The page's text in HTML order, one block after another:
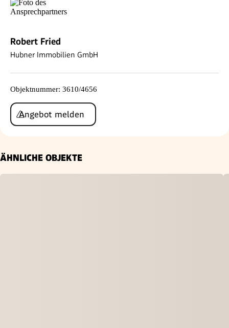
Robert Fried
Hubner Immobilien GmbH
Objektnummer: 3610/4656
Angebot melden
ÄHNLICHE OBJEKTE